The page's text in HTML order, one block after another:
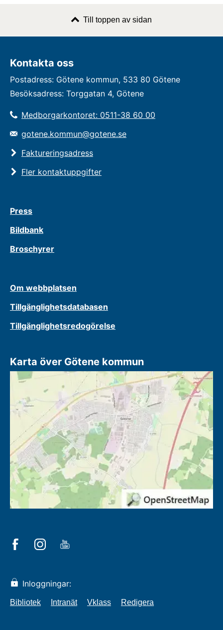
Till toppen av sidan
Kontakta oss
Postadress: Götene kommun, 533 80 Götene
Besöksadress: Torggatan 4, Götene
Medborgarkontoret: 0511-38 60 00
gotene.kommun@gotene.se
Faktureringsadress
Fler kontaktuppgifter
Press
Bildbank
Broschyrer
Om webbplatsen
Tillgänglighetsdatabasen
Tillgänglighetsredogörelse
Karta över Götene kommun
Inloggningar:
Bibliotek Intranät Vklass Redigera